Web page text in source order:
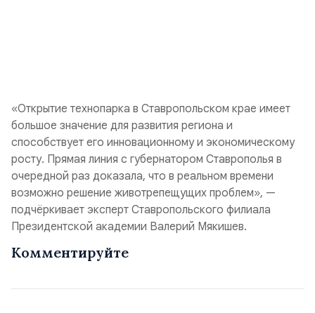
«Открытие технопарка в Ставропольском крае имеет
большое значение для развития региона и
способствует его инновационному и экономическому
росту. Прямая линия с губернатором Ставрополья в
очередной раз доказала, что в реальном времени
возможно решение животрепещущих проблем», —
подчёркивает эксперт Ставропольского филиала
Президентской академии Валерий Мякишев.
Комментируйте